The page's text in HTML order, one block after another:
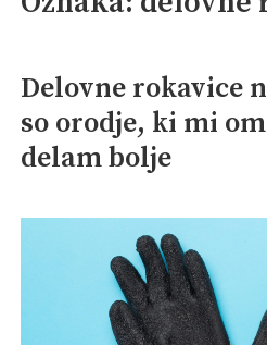
Delovne rokavice
so orodje, ki mi
delam bolje